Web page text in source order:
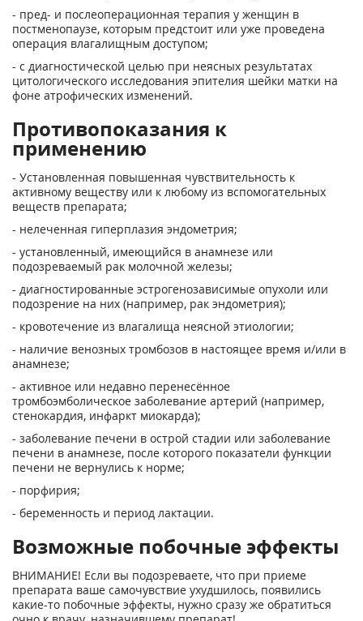
- пред- и послеоперационная терапия у женщин в
постменопаузе, которым предстоит или уже проведена
операция влагалищным доступом;
- с диагностической целью при неясных результатах
цитологического исследования эпи­телия шейки матки на
фоне атрофических изменений.
Противопоказания к
применению
- Установленная повышенная чувствительность к
активному веществу или к любому из вспомогательных
веществ препарата;
- нелеченная гиперплазия эндометрия;
- установленный, имеющийся в анамнезе или
подозреваемый рак молочной железы;
- диагностированные эстрогенозависимые опухоли или
подозрение на них (например, рак эндометрия);
- кровотечение из влагалища неясной этиологии;
- наличие венозных тромбозов в настоящее время и/или в
анамнезе;
- активное или недавно перенесённое
тромбоэмболическое заболевание артерий (на­пример,
стенокардия, инфаркт миокарда);
- заболевание печени в острой стадии или заболевание
печени в анамнезе, после которо­го показатели функции
печени не вернулись к норме;
- порфирия;
- беременность и период лактации.
Возможные побочные эффекты
ВНИМАНИЕ! Если вы подозреваете, что при приеме
препарата ваше самочувствие ухудшилось, появились
какие-то побочные эффекты, нужно сразу же обратиться